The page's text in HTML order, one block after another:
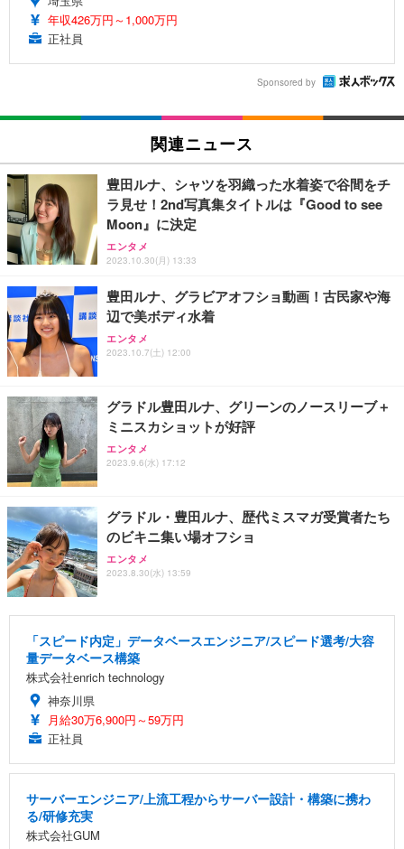
年収426万円～1,000万円
正社員
Sponsored by
関連ニュース
豊田ルナ、シャツを羽織った水着姿で谷間をチ
ラ見せ！2nd写真集タイトルは『Good to see
Moon』に決定
エンタメ
2023.10.30(月) 13:33
豊田ルナ、グラビアオフショ動画！古民家や海
辺で美ボディ水着
エンタメ
2023.10.7(土) 12:00
グラドル豊田ルナ、グリーンのノースリーブ＋
ミニスカショットが好評
エンタメ
2023.9.6(水) 17:12
グラドル・豊田ルナ、歴代ミスマガ受賞者たち
のビキニ集い場オフショ
エンタメ
2023.8.30(水) 13:59
「スピード内定」データベースエンジニア/スピード選考/大容
量データベース構築
株式会社enrich technology
神奈川県
月給30万6,900円～59万円
正社員
サーバーエンジニア/上流工程からサーバー設計・構築に携わ
る/研修充実
株式会社GUM